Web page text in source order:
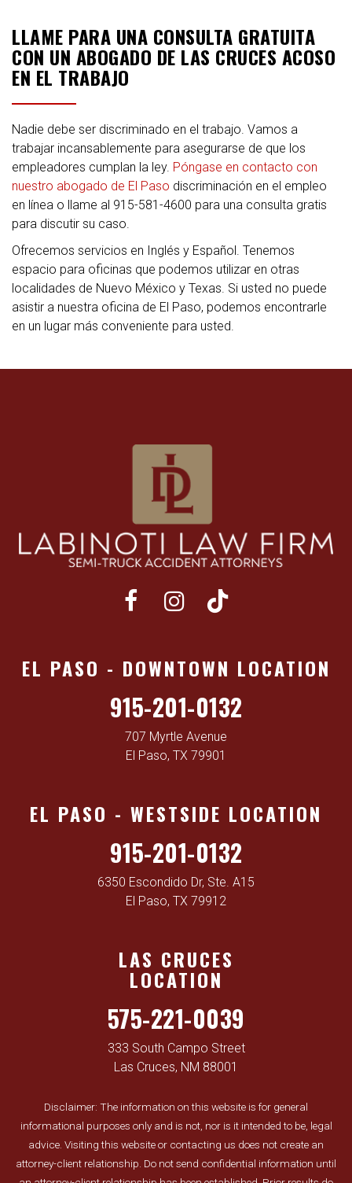
LLAME PARA UNA CONSULTA GRATUITA
CON UN ABOGADO DE LAS CRUCES ACOSO
EN EL TRABAJO
Nadie debe ser discriminado en el trabajo. Vamos a
trabajar incansablemente para asegurarse de que los
empleadores cumplan la ley. Póngase en contacto con
nuestro abogado de El Paso discriminación en el empleo
en línea o llame al 915-581-4600 para una consulta gratis
para discutir su caso.
Ofrecemos servicios en Inglés y Español. Tenemos
espacio para oficinas que podemos utilizar en otras
localidades de Nuevo México y Texas. Si usted no puede
asistir a nuestra oficina de El Paso, podemos encontrarle
en un lugar más conveniente para usted.
EL PASO - DOWNTOWN LOCATION
915-201-0132
707 Myrtle Avenue
El Paso, TX 79901
EL PASO - WESTSIDE LOCATION
915-201-0132
6350 Escondido Dr, Ste. A15
El Paso, TX 79912
LAS CRUCES
LOCATION
575-221-0039
333 South Campo Street
Las Cruces, NM 88001
Disclaimer: The information on this website is for general
informational purposes only and is not, nor is it intended to be, legal
advice. Visiting this website or contacting us does not create an
attorney-client relationship. Do not send confidential information until